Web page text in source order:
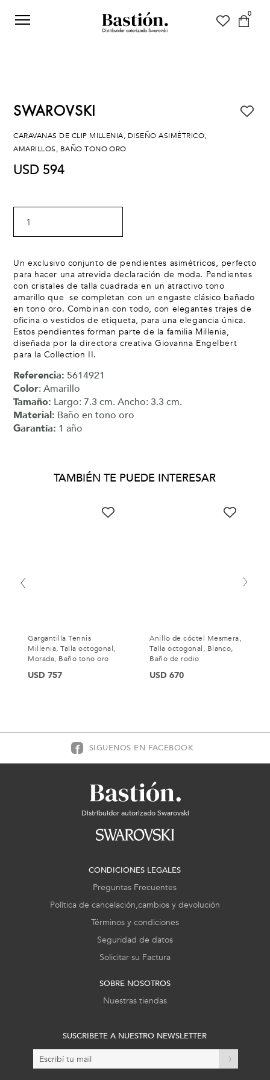
0
SWAROVSKI
CARAVANAS DE CLIP MILLENIA, DISEÑO ASIMÉTRICO,
AMARILLOS, BAÑO TONO ORO
USD 594
1
Un exclusivo conjunto de pendientes asimétricos, perfecto
para hacer una atrevida declaración de moda. Pendientes
con cristales de talla cuadrada en un atractivo tono
amarillo que se completan con un engaste clásico bañado
en tono oro. Combinan con todo, con elegantes trajes de
oficina o vestidos de etiqueta, para una elegancia única.
Estos pendientes forman parte de la familia Millenia,
diseñada por la directora creativa Giovanna Engelbert
para la Collection II.
Referencia: 5614921
Color: Amarillo
Tamaño: Largo: 7.3 cm. Ancho: 3.3 cm.
Material: Baño en tono oro
Garantía: 1 año
TAMBIÉN TE PUEDE INTERESAR
Gargantilla Tennis
Millenia, Talla octogonal,
Morada, Baño tono oro
USD 757
Anillo de cóctel Mesmera,
Talla octogonal, Blanco,
Baño de rodio
USD 670
SIGUENOS EN FACEBOOK
Distribuidor autorizado Swarovski
CONDICIONES LEGALES
Preguntas Frecuentes
Política de cancelación,cambios y devolución
Términos y condiciones
Seguridad de datos
Solicitar su Factura
SOBRE NOSOTROS
Nuestras tiendas
SUSCRIBETE A NUESTRO NEWSLETTER